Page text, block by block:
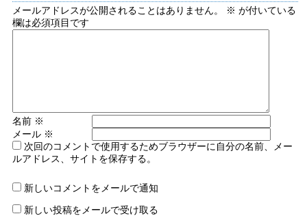
メールアドレスが公開されることはありません。 ※ が付いている
欄は必須項目です
名前 ※
メール ※
次回のコメントで使用するためブラウザーに自分の名前、メー
ルアドレス、サイトを保存する。
新しいコメントをメールで通知
新しい投稿をメールで受け取る